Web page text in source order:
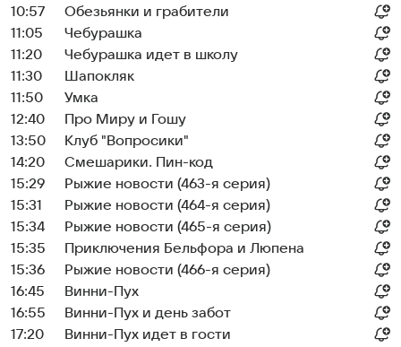
10:57
Обезьянки и грабители
11:05
Чебурашка
11:20
Чебурашка идет в школу
11:30
Шапокляк
11:50
Умка
12:40
Про Миру и Гошу
13:50
Клуб "Вопросики"
14:20
Смешарики. Пин-код
15:29
Рыжие новости (463-я серия)
15:31
Рыжие новости (464-я серия)
15:34
Рыжие новости (465-я серия)
15:35
Приключения Бельфора и Люпена
15:36
Рыжие новости (466-я серия)
16:45
Винни-Пух
16:55
Винни-Пух и день забот
17:20
Винни-Пух идет в гости